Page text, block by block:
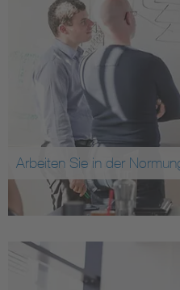
Arbeiten Sie in der